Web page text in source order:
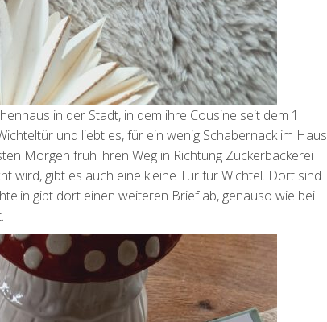
in der Stadt, in dem ihre Cousine seit dem 1.
und liebt es, für ein wenig Schabernack im Haus
Morgen früh ihren Weg in Richtung Zuckerbäckerei
wird, gibt es auch eine kleine Tür für Wichtel. Dort sind
gibt dort einen weiteren Brief ab, genauso wie bei